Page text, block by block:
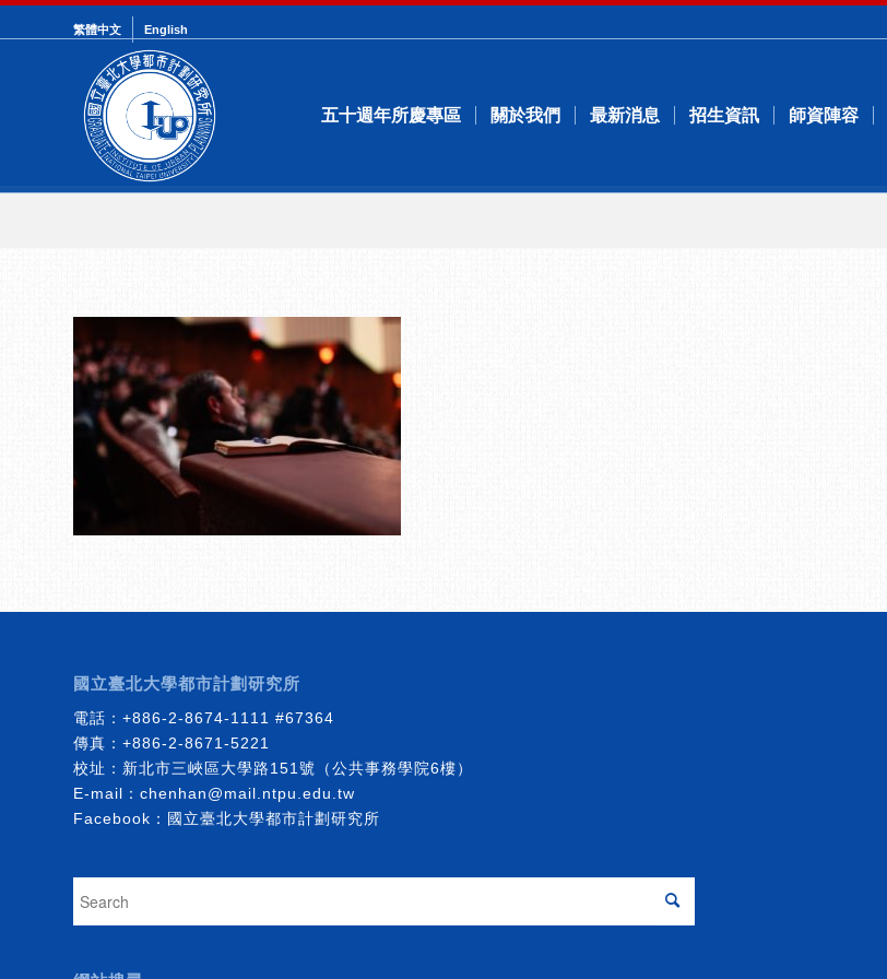
繁體中文 English
五十週年所慶專區 關於我們 最新消息 招生資訊 師資陣容
國立臺北大學都市計劃研究所
電話： +886-2-8674-1111 #67364
傳真：+886-2-8671-5221
校址：新北市三峽區大學路151號（公共事務學院6樓）
E-mail： chenhan@mail.ntpu.edu.tw
Facebook： 國立臺北大學都市計劃研究所